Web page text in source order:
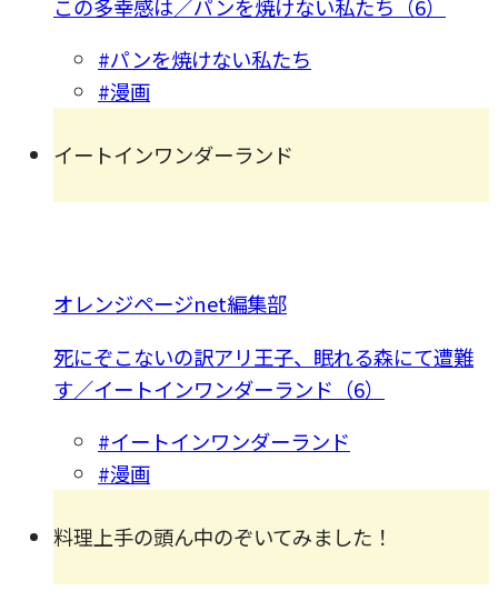
この多幸感は／パンを焼けない私たち（6）
#パンを焼けない私たち
#漫画
イートインワンダーランド
オレンジページnet編集部
死にぞこないの訳アリ王子、眠れる森にて遭難
す／イートインワンダーランド（6）
#イートインワンダーランド
#漫画
料理上手の頭ん中のぞいてみました！